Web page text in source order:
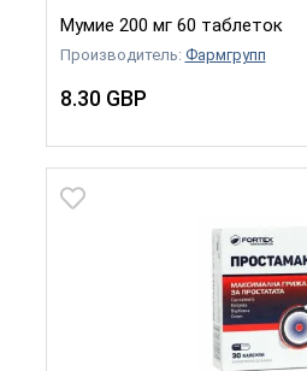
Мумие 200 мг 60 таблеток
Производитель: Фармгрупп
8.30 GBP